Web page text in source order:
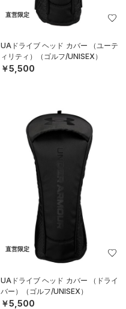
直営限定
UAドライブ ヘッド カバー （ユーテ
ィリティ）（ゴルフ/UNISEX）
￥5,500
直営限定
UAドライブ ヘッド カバー （ドライ
バー）（ゴルフ/UNISEX）
￥5,500